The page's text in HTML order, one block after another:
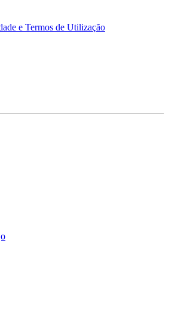
e Termos de Utilização